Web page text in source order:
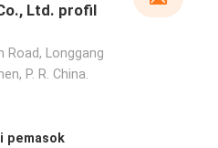
Ltd. profil
Road, Longgang
P. R. China.
pemasok